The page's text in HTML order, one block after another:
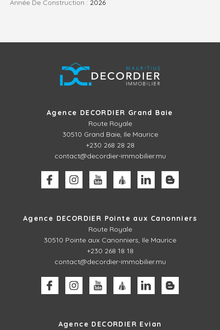
Année De Construction : 2026
Agence DECORDIER Grand Baie
Route Royale
30510 Grand Baie, Ile Maurice
+230 268 28 28
contact@decordier-immobilier.mu
Agence DECORDIER Pointe aux Canonniers
Route Royale
30510 Pointe aux Canonniers, Ile Maurice
+230 268 18 18
contact@decordier-immobilier.mu
Agence DECORDIER Evian